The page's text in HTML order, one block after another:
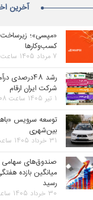
آخرین
«مپسی»؛ زیرساخت
کسب‌وکارها
۷ مرداد ۱۴۰۵ ساعت ۰۹:۲۸
رشد
شرکت ایران ارقام
۱ تیر ۱۴۰۵ ساعت ۱۰:۰۸
توسعه سرویس
بین‌شهری
۳۱ خرداد ۱۴۰۵ ساعت ۰۹:۰۳
صندوق‌های
رسید
۳۰ خرداد ۱۴۰۵ ساعت ۰۹:۱۰